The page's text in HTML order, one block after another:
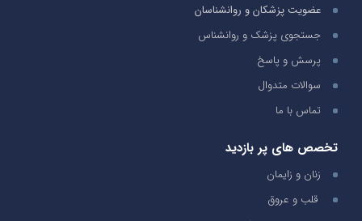
عضویت پزشکان و روانشناسان
جستجوی پزشک و روانشناس
پرسش و پاسخ
سوالات متدوال
تماس با ما
تخصص های پر بازدید
زنان و زایمان
قلب و عروق